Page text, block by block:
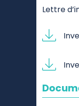
Lettre